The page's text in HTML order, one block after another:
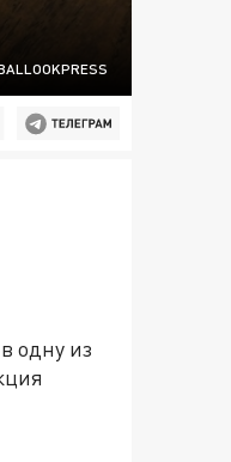
одну из